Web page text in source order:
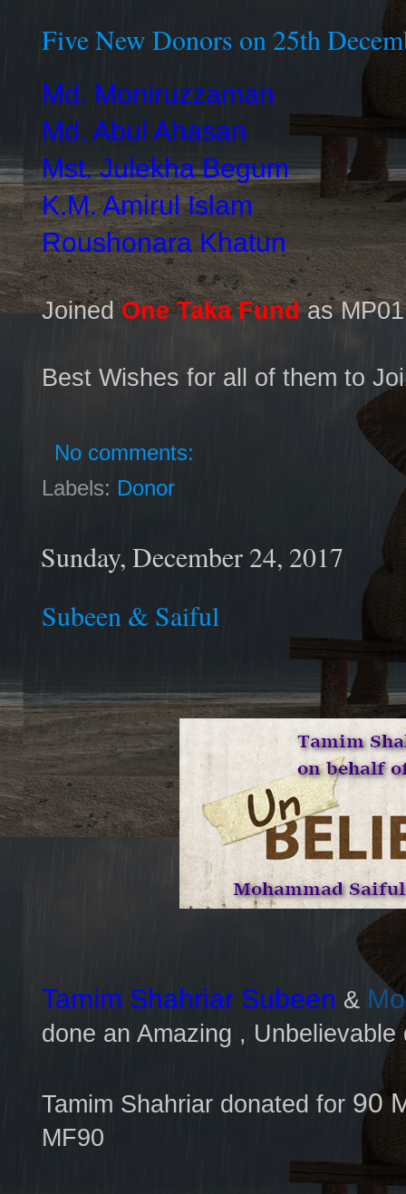
Five New Donors on 25th
Md. Moniruzzaman
Md. Abul Ahasan
Mst. Julekha Begum
K.M. Amirul Islam
Roushonara Khatun
JoinedOne Taka Fundas
Best Wishes for all of them to
No comments:
Labels: Donor
Sunday, December 24, 2017
Subeen & Saiful
Tamim Shahriar Subeen &
done an Amazing ,
Tamim Shahriar donated for 90
MF90